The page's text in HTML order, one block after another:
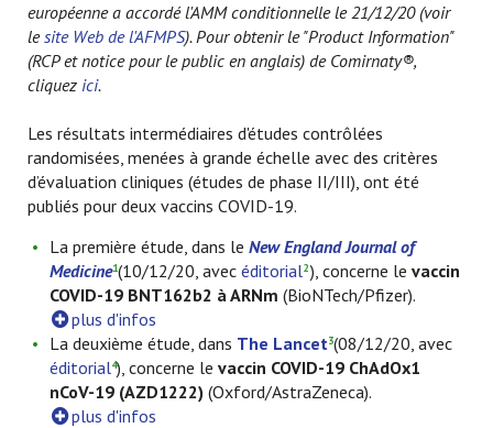
européenne a accordé l'AMM conditionnelle le 21/12/20 (voir
lesite Web de l'AFMPS). Pour obtenir le "Product Information"
(RCP et notice pour le public en anglais) de Comirnaty®,
cliquez ici.
Les résultats intermédiaires d'études contrôlées
randomisées, menées à grande échelle avec des critères
d’évaluation cliniques (études de phase II/III), ont été
publiés pour deux vaccins COVID-19.
La première étude, dans le New England Journal of
Medicine1(10/12/20, avec éditorial2), concerne le vaccin
COVID-19 BNT162b2 à ARNm (BioNTech/Pfizer).
plus d'infos
La deuxième étude, dans The Lancet3(08/12/20, avec
éditorial4), concerne le vaccin COVID-19 ChAdOx1
nCoV-19 (AZD1222) (Oxford/AstraZeneca).
plus d'infos